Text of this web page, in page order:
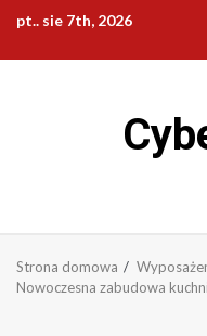
Przejdź
treści
pt.. sie 7th, 2026
Strona domowa
Nowoczesna zabudowa